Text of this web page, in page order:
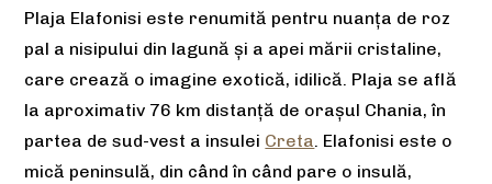
Plaja Elafonisi este renumită pentru nuanța de roz
pal a nisipului din lagună și a apei mării cristaline,
care crează o imagine exotică, idilică. Plaja se află
la aproximativ 76 km distanță de orașul Chania, în
partea de sud-vest a insulei Creta. Elafonisi este o
mică peninsulă, din când în când pare o insulă,